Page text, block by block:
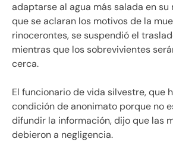
adaptarse al agua más salada en su
que se aclaran los motivos de la
rinocerontes, se suspendió el
mientras que los sobrevivientes
cerca.
El funcionario de vida silvestre, que
condición de anonimato porque no
difundir la información, dijo que las
debieron a negligencia.